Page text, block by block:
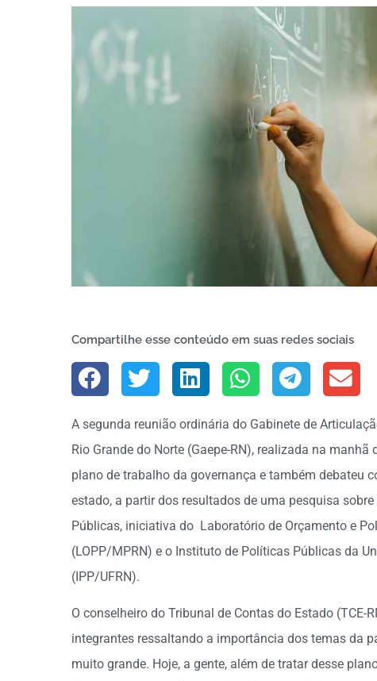
Compartilhe esse conteúdo em suas redes sociais
A segunda reunião ordinária do Gabinete de
Rio Grande do Norte (Gaepe-RN), realizada na
plano de trabalho da governança e também debateu
estado, a partir dos resultados de uma pesquisa
Públicas, iniciativa do Laboratório de Orçamento e
(LOPP/MPRN) e o Instituto de Políticas Públicas da
(IPP/UFRN).
O conselheiro do Tribunal de Contas do Estado (TCE-
integrantes ressaltando a importância dos temas da
muito grande. Hoje, a gente, além de tratar desse